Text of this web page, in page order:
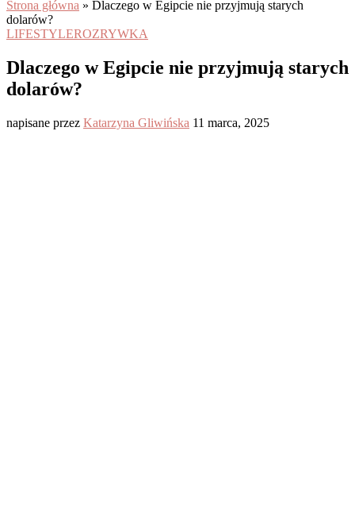
Strona główna » Dlaczego w Egipcie nie przyjmują starych
dolarów?
LIFESTYLEROZRYWKA
Dlaczego w Egipcie nie przyjmują starych
dolarów?
napisane przez Katarzyna Gliwińska 11 marca, 2025